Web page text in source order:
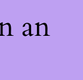
an